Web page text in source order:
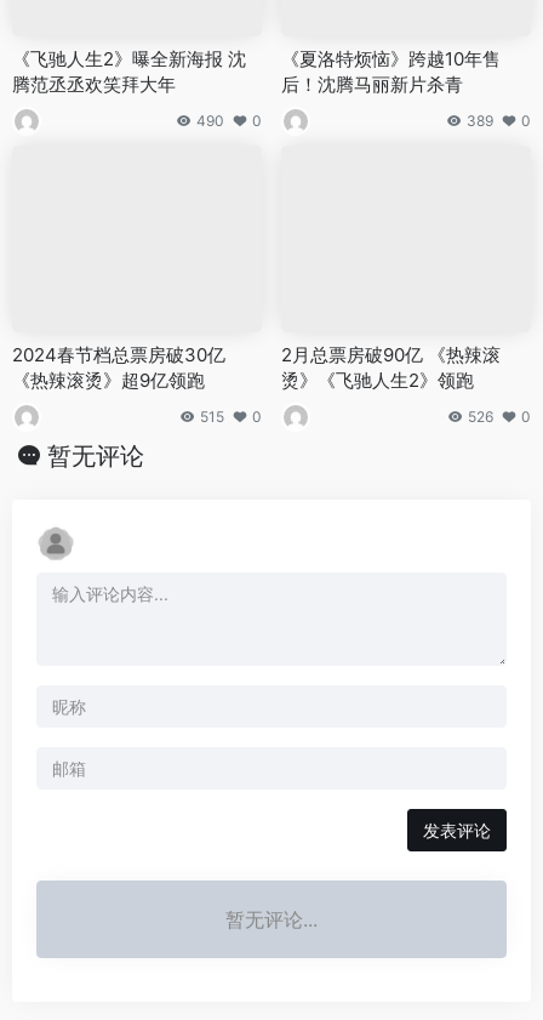
《飞驰人生2》曝全新海报 沈
腾范丞丞欢笑拜大年
490 0
《夏洛特烦恼》跨越10年售
后！沈腾马丽新片杀青
389 0
2024春节档总票房破30亿
《热辣滚烫》超9亿领跑
515 0
2月总票房破90亿 《热辣滚
烫》《飞驰人生2》领跑
526 0
暂无评论
发表评论
暂无评论...